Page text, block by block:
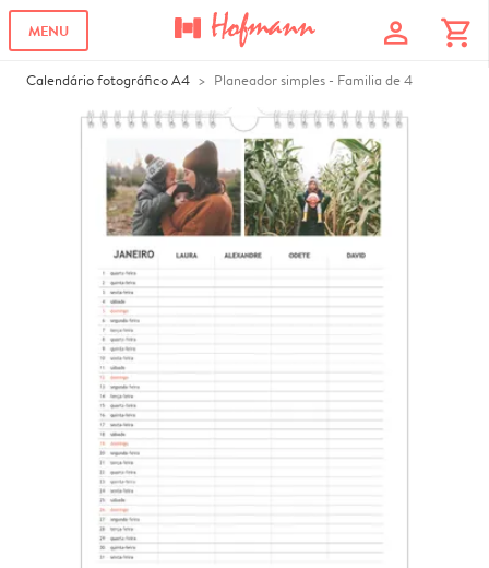
MENU profile shopping_cart
Calendário fotográfico A4 Planeador simples - Familia de 4